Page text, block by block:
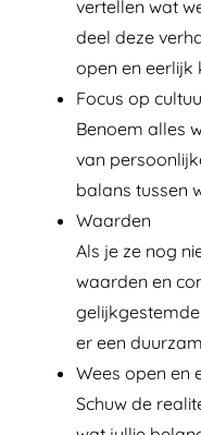
vertellen wat
deel deze
open en eerlijk
Focus op
Benoem alles
van
balans tussen
Waarden
Als je ze nog
waarden en
er een
Wees open en
Schuw de